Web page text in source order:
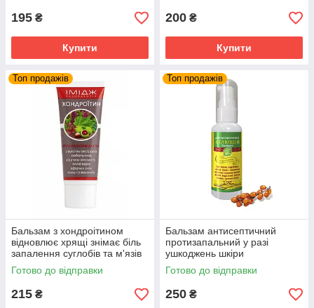
195 ₴
Купити
200 ₴
Купити
Топ продажів
Бальзам з хондроітином
відновлює хрящі знімає біль
запалення суглобів та м'язів
Імідж
Готово до відправки
215 ₴
Топ продажів
Бальзам антисептичний
протизапальний у разі
ушкоджень шкіри
Готово до відправки
250 ₴